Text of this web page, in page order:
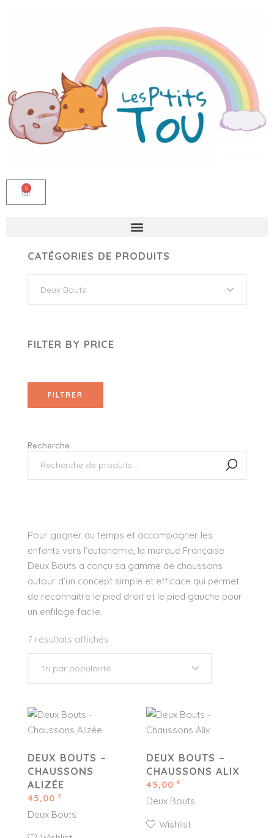
0
Pour gagner du temps et accompagner les
enfants vers l’autonomie, la marque Française
Deux Bouts a conçu sa gamme de chaussons
autour d’un concept simple et efficace qui permet
de reconnaitre le pied droit et le pied gauche pour
un enfilage facile.
7 résultats affichés
DEUX BOUTS –
CHAUSSONS
ALIZÉE
45,00 €
Deux Bouts
DEUX BOUTS –
CHAUSSONS ALIX
45,00 €
Deux Bouts
Wishlist
CATÉGORIES DE PRODUITS
FILTER BY PRICE
FILTRER
Recherche